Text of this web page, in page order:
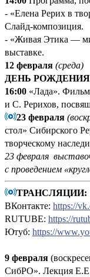
- «Елена Рерих в
Слайд-композиция.
- «Живая Этика —
выставке.
12 февраля (среда)
ДЕНЬ РОЖДЕНИЯ
16:00 «Лада».
и С. Рерихов,
23 февраля
стол» Сибирского
творческому
23 февраля
с проведением
ТРАНСЛЯЦИИ:
ВКонтакте: https://
RUTUBE: https://
Ютуб: https://
9 февраля
СибРО». Лекция